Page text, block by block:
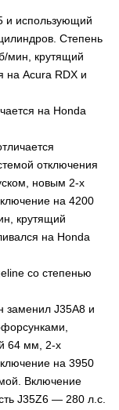
и использующий
Степень
мин, крутящий
на Acura RDX и
на Honda
отключения
новым 2-х
на 4200
крутящий
на Honda
со степенью
заменил J35A8 и
64 мм, 2-х
на 3950
Включение
J35Z6 — 280 л.с.